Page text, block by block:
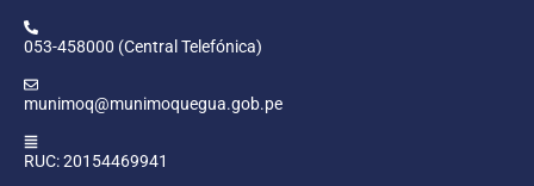
053-458000 (Central Telefónica)
munimoq@munimoquegua.gob.pe
RUC: 20154469941